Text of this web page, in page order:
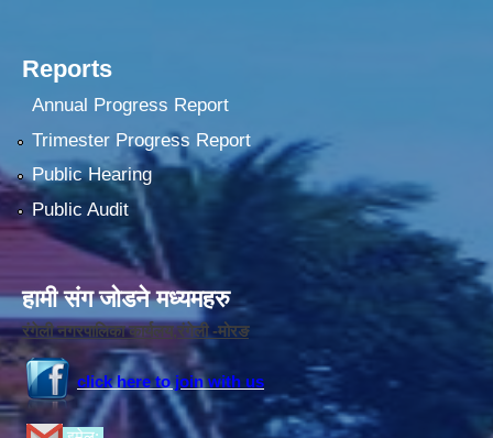
Reports
Annual Progress Report
Trimester Progress Report
Public Hearing
Public Audit
हामी संग जोडने मध्यमहरु
रंगेली नगरपालिका कार्यलय,रंगेली -मोरङ
click here to join with us